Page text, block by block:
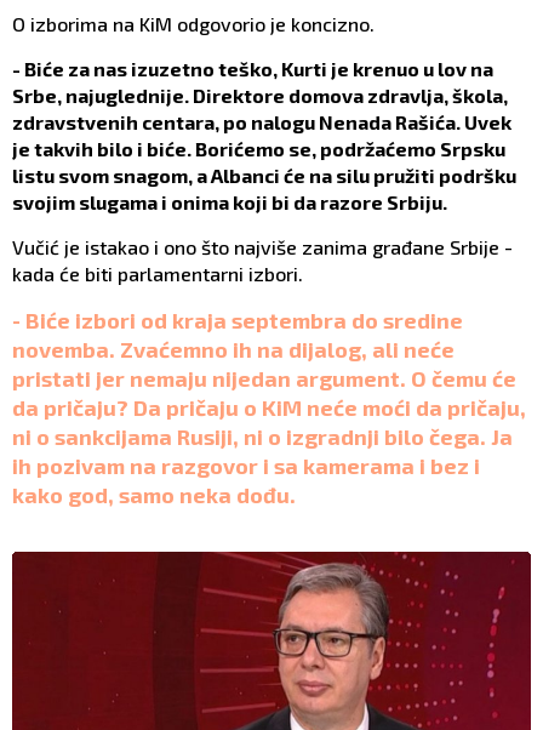
O izborima na KiM odgovorio je koncizno.
- Biće za nas izuzetno teško, Kurti je krenuo u lov na
Srbe, najuglednije. Direktore domova zdravlja, škola,
zdravstvenih centara, po nalogu Nenada Rašića. Uvek
je takvih bilo i biće. Borićemo se, podržaćemo Srpsku
listu svom snagom, a Albanci će na silu pružiti podršku
svojim slugama i onima koji bi da razore Srbiju.
Vučić je istakao i ono što najviše zanima građane Srbije -
kada će biti parlamentarni izbori.
- Biće izbori od kraja septembra do sredine
novemba. Zvaćemno ih na dijalog, ali neće
pristati jer nemaju nijedan argument. O čemu će
da pričaju? Da pričaju o KiM neće moći da pričaju,
ni o sankcijama Rusiji, ni o izgradnji bilo čega. Ja
ih pozivam na razgovor i sa kamerama i bez i
kako god, samo neka dođu.